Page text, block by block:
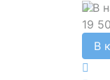
В
19
В